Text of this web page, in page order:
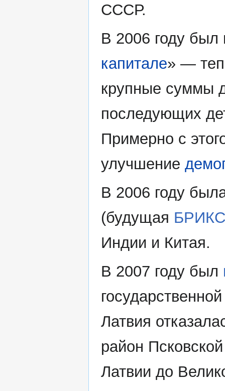
СССР.
В 2006 году был
капитале» —
крупные суммы
последующих
Примерно с
улучшение
В 2006 году
(будущая БРИКС
Индии и Китая.
В 2007 году был
Латвия
район
Латвии до